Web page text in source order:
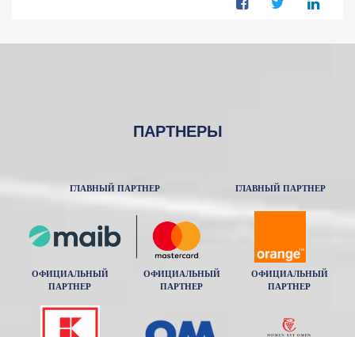
ПАРТНЕРЫ
ГЛАВНЫЙ ПАРТНЕР ГЛАВНЫЙ ПАРТНЕР
ОФИЦИАЛЬНЫЙ
ПАРТНЕР
ОФИЦИАЛЬНЫЙ
ПАРТНЕР
ОФИЦИАЛЬНЫЙ
ПАРТНЕР